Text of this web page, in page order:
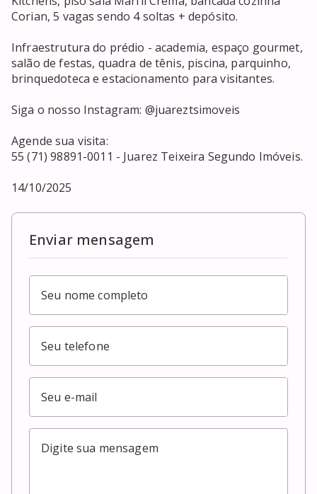
Corian, 5 vagas sendo 4 soltas + depósito.
Infraestrutura do prédio - academia, espaço gourmet,
salão de festas, quadra de tênis, piscina, parquinho,
brinquedoteca e estacionamento para visitantes.
Siga o nosso Instagram: @juareztsimoveis
Agende sua visita:
55 (71) 98891-0011 - Juarez Teixeira Segundo Imóveis.
14/10/2025
Enviar mensagem